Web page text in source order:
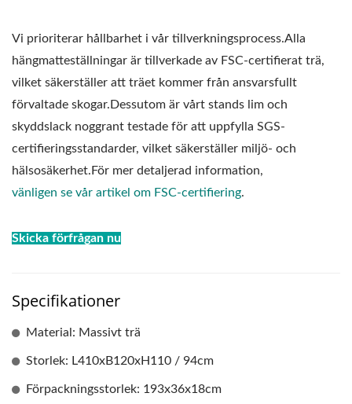
Vi prioriterar hållbarhet i vår tillverkningsprocess.Alla
hängmatteställningar är tillverkade av FSC-certifierat trä,
vilket säkerställer att träet kommer från ansvarsfullt
förvaltade skogar.Dessutom är vårt stands lim och
skyddslack noggrant testade för att uppfylla SGS-
certifieringsstandarder, vilket säkerställer miljö- och
hälsosäkerhet.För mer detaljerad information,
vänligen se vår artikel om FSC-certifiering.
Skicka förfrågan nu
Specifikationer
Material: Massivt trä
Storlek: L410xB120xH110 / 94cm
Förpackningsstorlek: 193x36x18cm